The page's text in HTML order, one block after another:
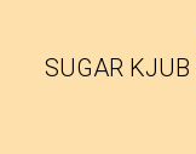
SUGAR KJUB